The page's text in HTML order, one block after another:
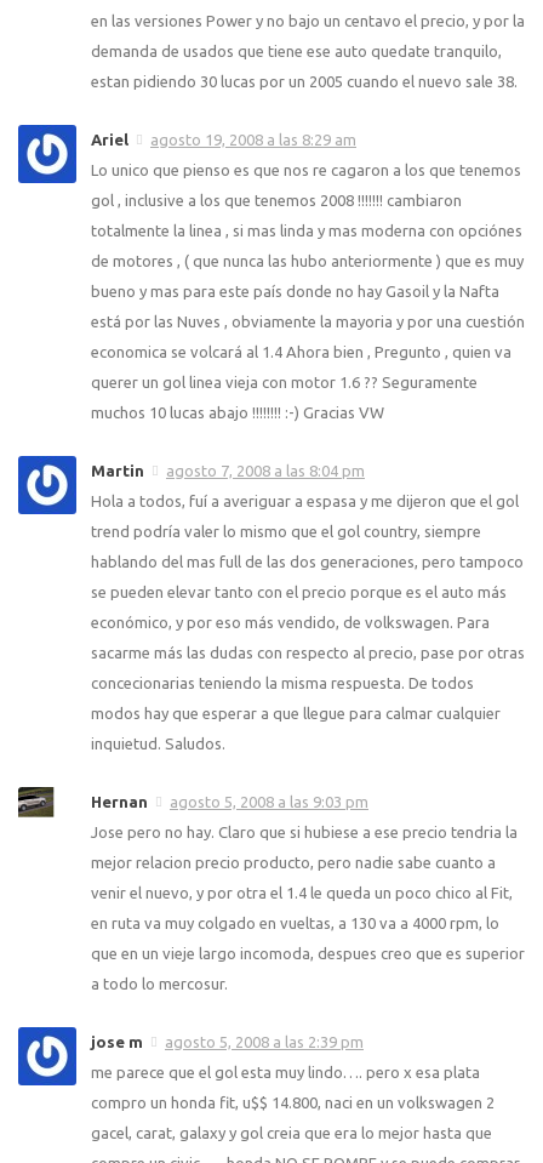
en las versiones Power y no bajo un centavo el precio, y por la
demanda de usados que tiene ese auto quedate tranquilo,
estan pidiendo 30 lucas por un 2005 cuando el nuevo sale 38.
Ariel
agosto 19, 2008 a las 8:29 am
Lo unico que pienso es que nos re cagaron a los que tenemos
gol , inclusive a los que tenemos 2008 !!!!!!! cambiaron
totalmente la linea , si mas linda y mas moderna con opciónes
de motores , ( que nunca las hubo anteriormente ) que es muy
bueno y mas para este paí­s donde no hay Gasoil y la Nafta
está por las Nuves , obviamente la mayoria y por una cuestión
economica se volcará al 1.4 Ahora bien , Pregunto , quien va
querer un gol linea vieja con motor 1.6 ?? Seguramente
muchos 10 lucas abajo !!!!!!!! :-) Gracias VW
Martin
agosto 7, 2008 a las 8:04 pm
Hola a todos, fuí­ a averiguar a espasa y me dijeron que el gol
trend podrí­a valer lo mismo que el gol country, siempre
hablando del mas full de las dos generaciones, pero tampoco
se pueden elevar tanto con el precio porque es el auto más
económico, y por eso más vendido, de volkswagen. Para
sacarme más las dudas con respecto al precio, pase por otras
concecionarias teniendo la misma respuesta. De todos
modos hay que esperar a que llegue para calmar cualquier
inquietud. Saludos.
Hernan
agosto 5, 2008 a las 9:03 pm
Jose pero no hay. Claro que si hubiese a ese precio tendria la
mejor relacion precio producto, pero nadie sabe cuanto a
venir el nuevo, y por otra el 1.4 le queda un poco chico al Fit,
en ruta va muy colgado en vueltas, a 130 va a 4000 rpm, lo
que en un vieje largo incomoda, despues creo que es superior
a todo lo mercosur.
jose m
agosto 5, 2008 a las 2:39 pm
me parece que el gol esta muy lindo…. pero x esa plata
compro un honda fit, u$$ 14.800, naci en un volkswagen 2
gacel, carat, galaxy y gol creia que era lo mejor hasta que